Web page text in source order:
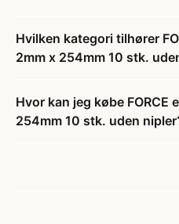
Hvilken kategori tilhører
2mm x 254mm 10 stk.
Hvor kan jeg købe
254mm 10 stk. uden